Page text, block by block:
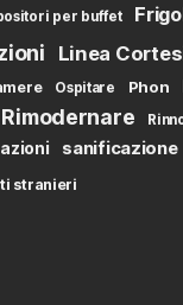
per buffet
Linea
Ospitare Phon
Rimodernare
sanificazione
stranieri